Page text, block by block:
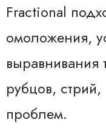
Fractional
омоложения,
выравнивания
рубцов,
проблем.